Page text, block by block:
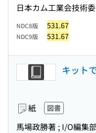
日本カム工業会技術
NDC8版 531.67
NDC9版 531.67
キット
紙 図書
馬場政勝著 ; I/O編集